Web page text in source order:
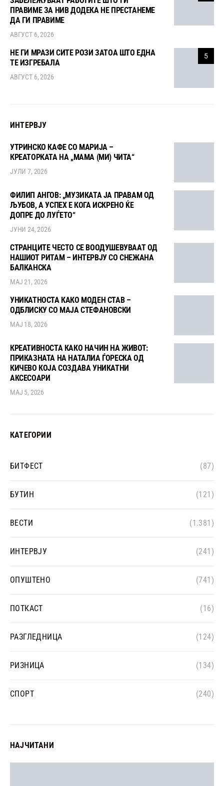
ПРАВИМЕ ЗА НИВ ДОДЕКА НЕ ПРЕСТАНЕМЕ
ДА ГИ ПРАВИМЕ
АВГУСТ 6, 2026
5
НЕ ГИ МРАЗИ СИТЕ РОЗИ ЗАТОА ШТО ЕДНА
ТЕ ИЗГРЕБАЛА
АВГУСТ 6, 2026
ИНТЕРВЈУ
УТРИНСКО КАФЕ СО МАРИЈА –
КРЕАТОРКАТА НА „МАМА (МИ) ЧИТА“
ЈУЛИ 7, 2026
ФИЛИП АНГОВ: „МУЗИКАТА ЈА ПРАВАМ ОД
ЉУБОВ, А УСПЕХ Е КОГА ИСКРЕНО ЌЕ
ДОПРЕ ДО ЛУЃЕТО“
ЈУНИ 24, 2026
СТРАНЦИТЕ ЧЕСТО СЕ ВООДУШЕВУВААТ ОД
НАШИОТ РИТАМ – ИНТЕРВЈУ СО СНЕЖАНА
БАЛКАНСКА
МАЈ 21, 2026
УНИКАТНОСТА КАКО МОДЕН СТАВ –
ОДБЛИСКУ СО МАЈА СТЕФАНОВСКИ
МАЈ 18, 2026
КРЕАТИВНОСТА КАКО НАЧИН НА ЖИВОТ:
ПРИКАЗНАТА НА НАТАЛИА ЃОРЕСКА ОД
КИЧЕВО КОЈА СОЗДАВА УНИКАТНИ
АКСЕСОАРИ
МАЈ 5, 2026
КАТЕГОРИИ
БИТФЕСТ (87)
БУТИН (121)
ВЕСТИ (1.381)
ИНТЕРВЈУ (241)
ОПУШТЕНО (741)
ПОТКАСТ (16)
РАЗГЛЕДНИЦА (124)
РИЗНИЦА (134)
СПОРТ (240)
НАЈЧИТАНИ